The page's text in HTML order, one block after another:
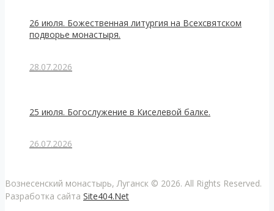
26 июля. Божественная литургия на Всехсвятском
подворье монастыря.
28.07.2026
25 июля. Богослужение в Киселевой балке.
26.07.2026
Вознесенский монастырь, Луганск © 2026. All Rights Reserved.
Разработка сайта Site404.Net